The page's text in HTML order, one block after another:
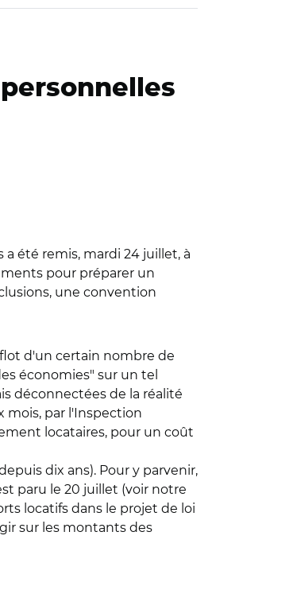
été remis, mardi 24 juillet, à
pour préparer un
une convention
d'un certain nombre de
économies" sur un tel
déconnectées de la réalité
mois, par l'Inspection
locataires, pour un coût
dix ans). Pour y parvenir,
paru le 20 juillet (voir notre
locatifs dans le projet de loi
sur les montants des